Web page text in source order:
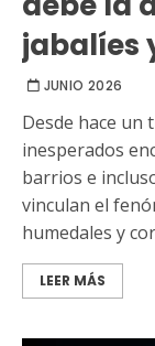
jabalíes
JUNIO 2026
Desde hace un
inesperados
barrios e
vinculan el
humedales y
LEER MÁS